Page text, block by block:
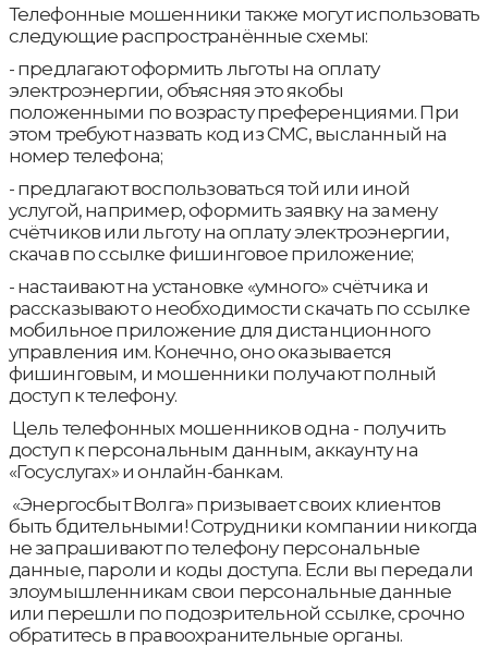
Телефонные мошенники также могут использовать
следующие распространённые схемы:
- предлагают оформить льготы на оплату
электроэнергии, объясняя это якобы
положенными по возрасту преференциями. При
этом требуют назвать код из СМС, высланный на
номер телефона;
- предлагают воспользоваться той или иной
услугой, например, оформить заявку на замену
счётчиков или льготу на оплату электроэнергии,
скачав по ссылке фишинговое приложение;
- настаивают на установке «умного» счётчика и
рассказывают о необходимости скачать по ссылке
мобильное приложение для дистанционного
управления им. Конечно, оно оказывается
фишинговым, и мошенники получают полный
доступ к телефону.
Цель телефонных мошенников одна - получить
доступ к персональным данным, аккаунту на
«Госуслугах» и онлайн-банкам.
«Энергосбыт Волга» призывает своих клиентов
быть бдительными! Сотрудники компании никогда
не запрашивают по телефону персональные
данные, пароли и коды доступа. Если вы передали
злоумышленникам свои персональные данные
или перешли по подозрительной ссылке, срочно
обратитесь в правоохранительные органы.